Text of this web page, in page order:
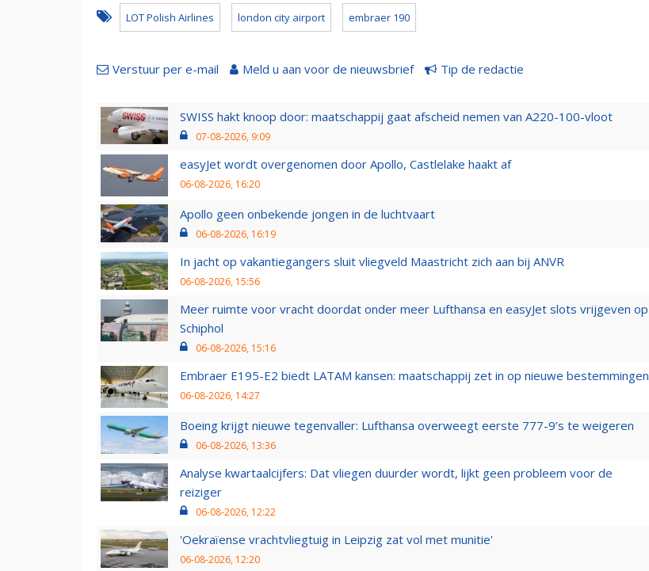
LOT Polish Airlines london city airport embraer 190
Verstuur per e-mail Meld u aan voor de nieuwsbrief Tip de redactie
SWISS hakt knoop door: maatschappij gaat afscheid nemen van A220-100-vloot
07-08-2026, 9:09
easyJet wordt overgenomen door Apollo, Castlelake haakt af
06-08-2026, 16:20
Apollo geen onbekende jongen in de luchtvaart
06-08-2026, 16:19
In jacht op vakantiegangers sluit vliegveld Maastricht zich aan bij ANVR
06-08-2026, 15:56
Meer ruimte voor vracht doordat onder meer Lufthansa en easyJet slots vrijgeven op
Schiphol
06-08-2026, 15:16
Embraer E195-E2 biedt LATAM kansen: maatschappij zet in op nieuwe bestemmingen
06-08-2026, 14:27
Boeing krijgt nieuwe tegenvaller: Lufthansa overweegt eerste 777-9’s te weigeren
06-08-2026, 13:36
Analyse kwartaalcijfers: Dat vliegen duurder wordt, lijkt geen probleem voor de
reiziger
06-08-2026, 12:22
'Oekraïense vrachtvliegtuig in Leipzig zat vol met munitie'
06-08-2026, 12:20